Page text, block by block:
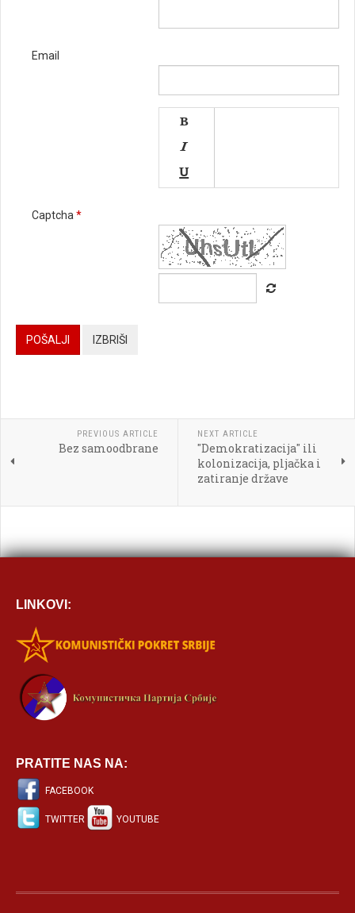
Email






[BBCODE]
Captcha *
POŠALJI IZBRIŠI
PREVIOUS ARTICLE
Bez samoodbrane
NEXT ARTICLE
"Demokratizacija" ili
kolonizacija, pljačka i
zatiranje države
LINKOVI:
PRATITE NAS NA:
FACEBOOK
TWITTER YOUTUBE